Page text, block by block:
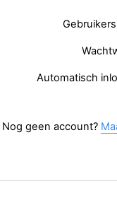
Automatisch
Nog geen account?